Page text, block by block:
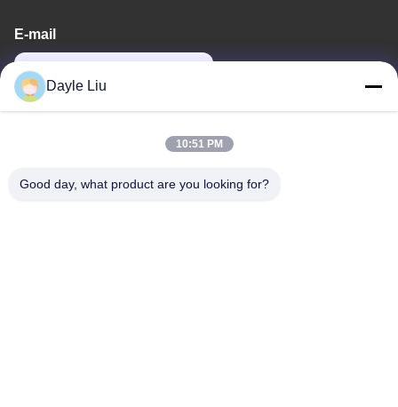
E-mail
Dayle Liu
10:51 PM
Good day, what product are you looking for?